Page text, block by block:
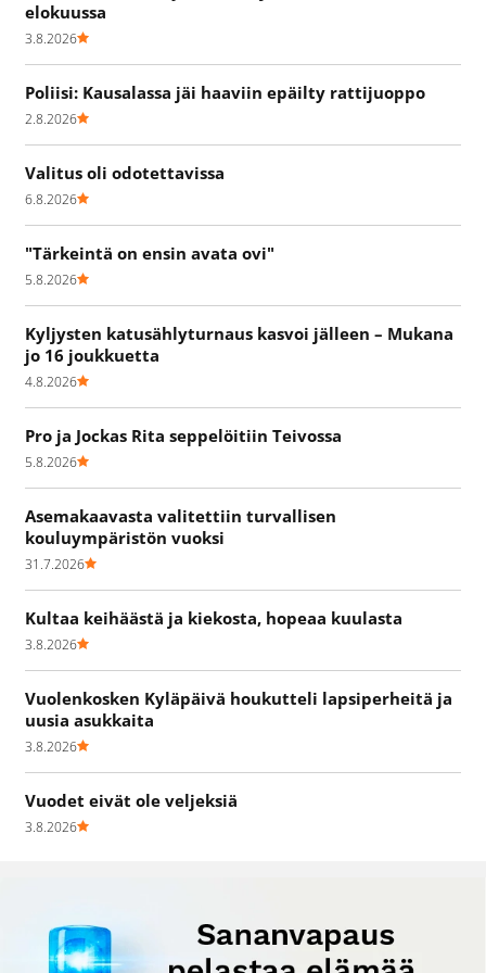
elokuussa
3.8.2026
Poliisi: Kausalassa jäi haaviin epäilty rattijuoppo
2.8.2026
Valitus oli odotettavissa
6.8.2026
"Tärkeintä on ensin avata ovi"
5.8.2026
Kyljysten katusählyturnaus kasvoi jälleen – Mukana
jo 16 joukkuetta
4.8.2026
Pro ja Jockas Rita seppelöitiin Teivossa
5.8.2026
Asemakaavasta valitettiin turvallisen
kouluympäristön vuoksi
31.7.2026
Kultaa keihäästä ja kiekosta, hopeaa kuulasta
3.8.2026
Vuolenkosken Kyläpäivä houkutteli lapsiperheitä ja
uusia asukkaita
3.8.2026
Vuodet eivät ole veljeksiä
3.8.2026